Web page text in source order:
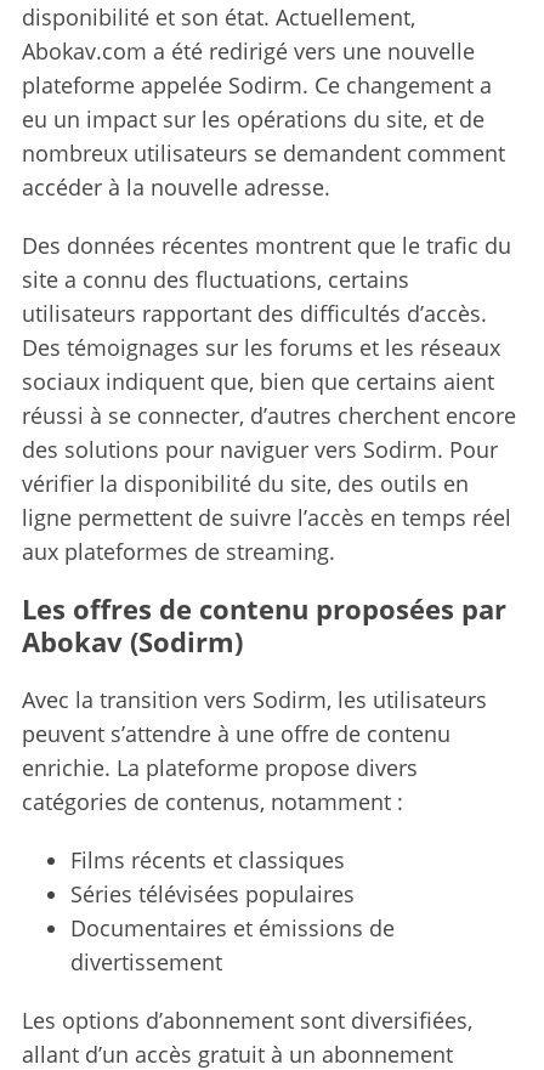
disponibilité et son état. Actuellement,
Abokav.com a été redirigé vers une nouvelle
plateforme appelée Sodirm. Ce changement a
eu un impact sur les opérations du site, et de
nombreux utilisateurs se demandent comment
accéder à la nouvelle adresse.
Des données récentes montrent que le trafic du
site a connu des fluctuations, certains
utilisateurs rapportant des difficultés d’accès.
Des témoignages sur les forums et les réseaux
sociaux indiquent que, bien que certains aient
réussi à se connecter, d’autres cherchent encore
des solutions pour naviguer vers Sodirm. Pour
vérifier la disponibilité du site, des outils en
ligne permettent de suivre l’accès en temps réel
aux plateformes de streaming.
Les offres de contenu proposées par
Abokav (Sodirm)
Avec la transition vers Sodirm, les utilisateurs
peuvent s’attendre à une offre de contenu
enrichie. La plateforme propose divers
catégories de contenus, notamment :
Films récents et classiques
Séries télévisées populaires
Documentaires et émissions de
divertissement
Les options d’abonnement sont diversifiées,
allant d’un accès gratuit à un abonnement